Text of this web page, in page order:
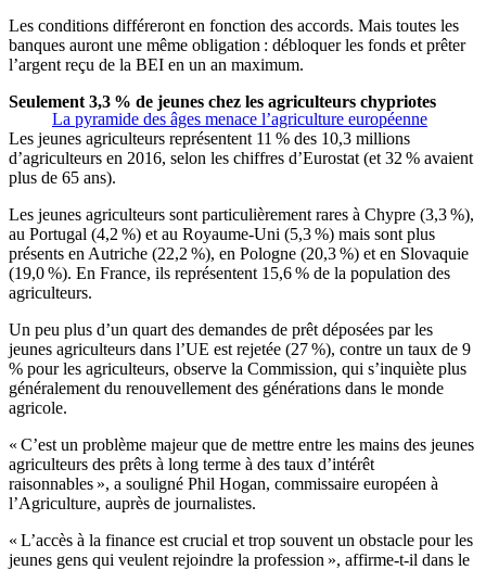
Les conditions différeront en fonction des accords. Mais toutes les
banques auront une même obligation : débloquer les fonds et prêter
l’argent reçu de la BEI en un an maximum.
La pyramide des âges menace l’agriculture européenne
Seulement 3,3 % de jeunes chez les agriculteurs chypriotes
Les jeunes agriculteurs représentent 11 % des 10,3 millions
d’agriculteurs en 2016, selon les chiffres d’Eurostat (et 32 % avaient
plus de 65 ans).
Les jeunes agriculteurs sont particulièrement rares à Chypre (3,3 %),
au Portugal (4,2 %) et au Royaume-Uni (5,3 %) mais sont plus
présents en Autriche (22,2 %), en Pologne (20,3 %) et en Slovaquie
(19,0 %). En France, ils représentent 15,6 % de la population des
agriculteurs.
Un peu plus d’un quart des demandes de prêt déposées par les
jeunes agriculteurs dans l’UE est rejetée (27 %), contre un taux de 9
% pour les agriculteurs, observe la Commission, qui s’inquiète plus
généralement du renouvellement des générations dans le monde
agricole.
« C’est un problème majeur que de mettre entre les mains des jeunes
agriculteurs des prêts à long terme à des taux d’intérêt
raisonnables », a souligné Phil Hogan, commissaire européen à
l’Agriculture, auprès de journalistes.
« L’accès à la finance est crucial et trop souvent un obstacle pour les
jeunes gens qui veulent rejoindre la profession », affirme-t-il dans le